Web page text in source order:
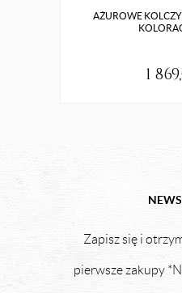
AŻUROWE
1
Zapisz się i
pierwsze zakupy